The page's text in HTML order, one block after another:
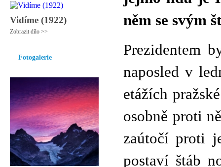
Vidíme (1922)
Zobrazit dílo >>
Fotogalerie
něm se svým
Prezidentem
naposled v
etážích
osobně proti
zaútočí proti
postaví štáb